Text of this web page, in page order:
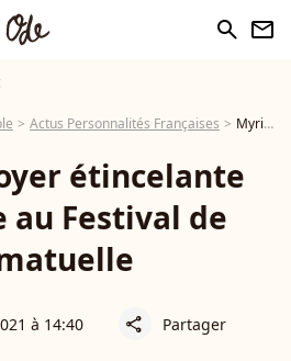
search newsletter
Actus Personnalités Françaises Myriam Boyer étincelante sur scène au Festival de Ramatuelle
étincelante
au Festival de
à 14:40 share Partager